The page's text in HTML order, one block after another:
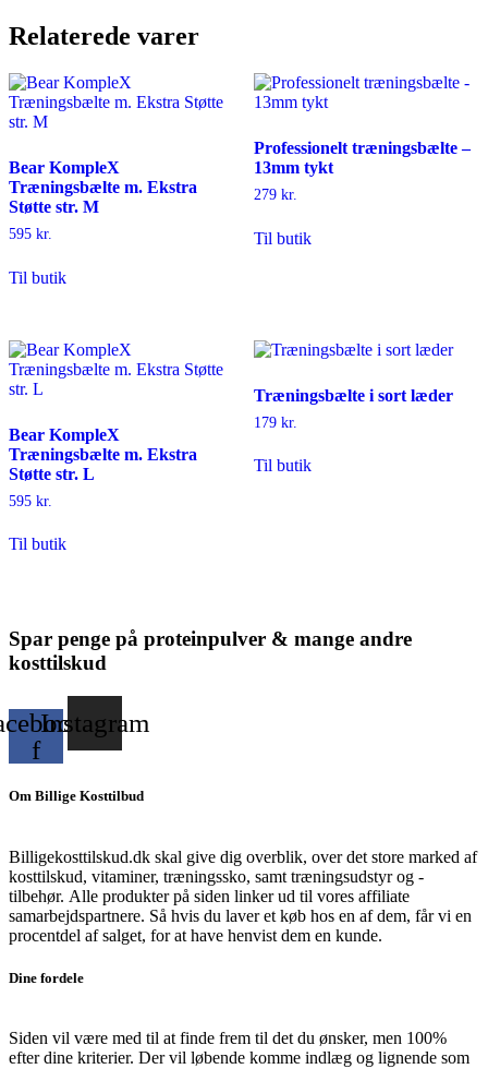
Relaterede varer
Bear KompleX
Træningsbælte m. Ekstra
Støtte str. M
595 kr.
Til butik
Professionelt træningsbælte –
13mm tykt
279 kr.
Til butik
Bear KompleX
Træningsbælte m. Ekstra
Støtte str. L
595 kr.
Til butik
Træningsbælte i sort læder
179 kr.
Til butik
Spar penge på proteinpulver & mange andre
kosttilskud
f
Instagram
Om Billige Kosttilbud
Billigekosttilskud.dk skal give dig overblik, over det store marked af
kosttilskud, vitaminer, træningssko, samt træningsudstyr og -
tilbehør. Alle produkter på siden linker ud til vores affiliate
samarbejdspartnere. Så hvis du laver et køb hos en af dem, får vi en
procentdel af salget, for at have henvist dem en kunde.
Dine fordele
Siden vil være med til at finde frem til det du ønsker, men 100%
efter dine kriterier. Der vil løbende komme indlæg og lignende som